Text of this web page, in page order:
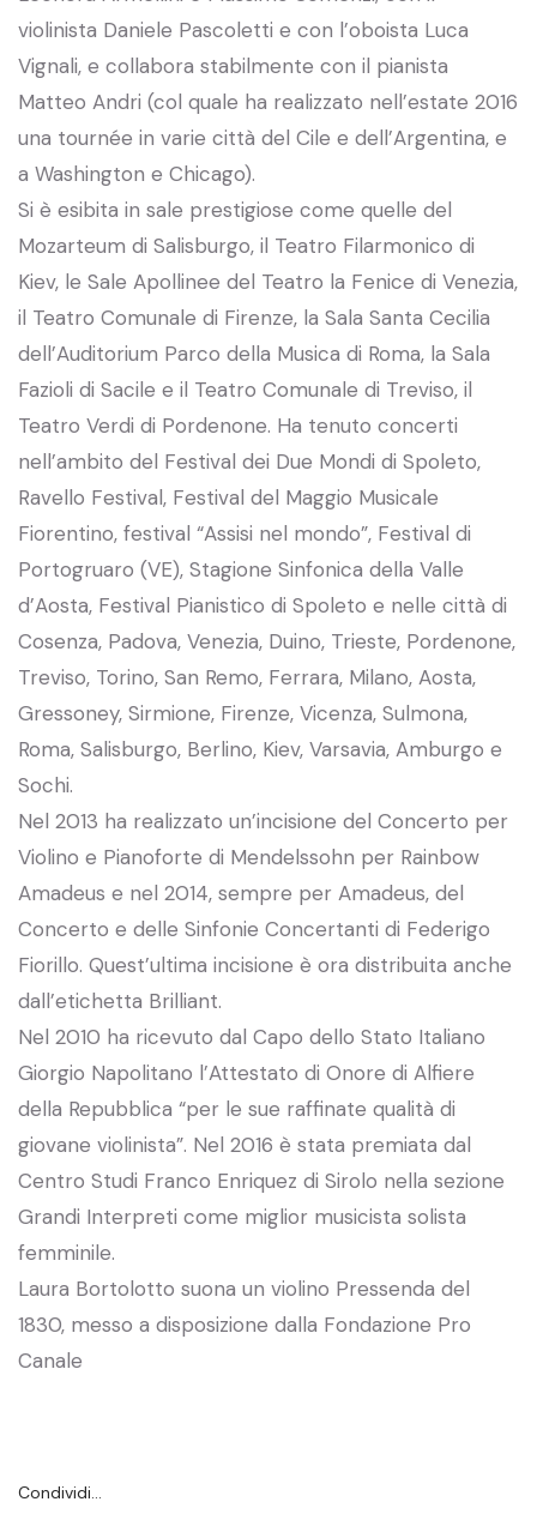
violinista Daniele Pascoletti e con l’oboista Luca
Vignali, e collabora stabilmente con il pianista
Matteo Andri (col quale ha realizzato nell’estate 2016
una tournée in varie città del Cile e dell’Argentina, e
a Washington e Chicago).
Si è esibita in sale prestigiose come quelle del
Mozarteum di Salisburgo, il Teatro Filarmonico di
Kiev, le Sale Apollinee del Teatro la Fenice di Venezia,
il Teatro Comunale di Firenze, la Sala Santa Cecilia
dell’Auditorium Parco della Musica di Roma, la Sala
Fazioli di Sacile e il Teatro Comunale di Treviso, il
Teatro Verdi di Pordenone. Ha tenuto concerti
nell’ambito del Festival dei Due Mondi di Spoleto,
Ravello Festival, Festival del Maggio Musicale
Fiorentino, festival “Assisi nel mondo”, Festival di
Portogruaro (VE), Stagione Sinfonica della Valle
d’Aosta, Festival Pianistico di Spoleto e nelle città di
Cosenza, Padova, Venezia, Duino, Trieste, Pordenone,
Treviso, Torino, San Remo, Ferrara, Milano, Aosta,
Gressoney, Sirmione, Firenze, Vicenza, Sulmona,
Roma, Salisburgo, Berlino, Kiev, Varsavia, Amburgo e
Sochi.
Nel 2013 ha realizzato un’incisione del Concerto per
Violino e Pianoforte di Mendelssohn per Rainbow
Amadeus e nel 2014, sempre per Amadeus, del
Concerto e delle Sinfonie Concertanti di Federigo
Fiorillo. Quest’ultima incisione è ora distribuita anche
dall’etichetta Brilliant.
Nel 2010 ha ricevuto dal Capo dello Stato Italiano
Giorgio Napolitano l’Attestato di Onore di Alfiere
della Repubblica “per le sue raffinate qualità di
giovane violinista”. Nel 2016 è stata premiata dal
Centro Studi Franco Enriquez di Sirolo nella sezione
Grandi Interpreti come miglior musicista solista
femminile.
Laura Bortolotto suona un violino Pressenda del
1830, messo a disposizione dalla Fondazione Pro
Canale
Condividi…